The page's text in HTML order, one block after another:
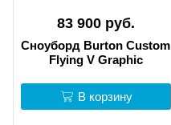
83 900 руб.
Сноуборд Burton Custom
Flying V Graphic
В корзину